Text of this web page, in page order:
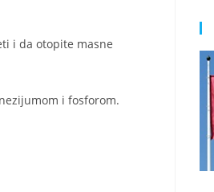
i da otopite masne
i fosforom.